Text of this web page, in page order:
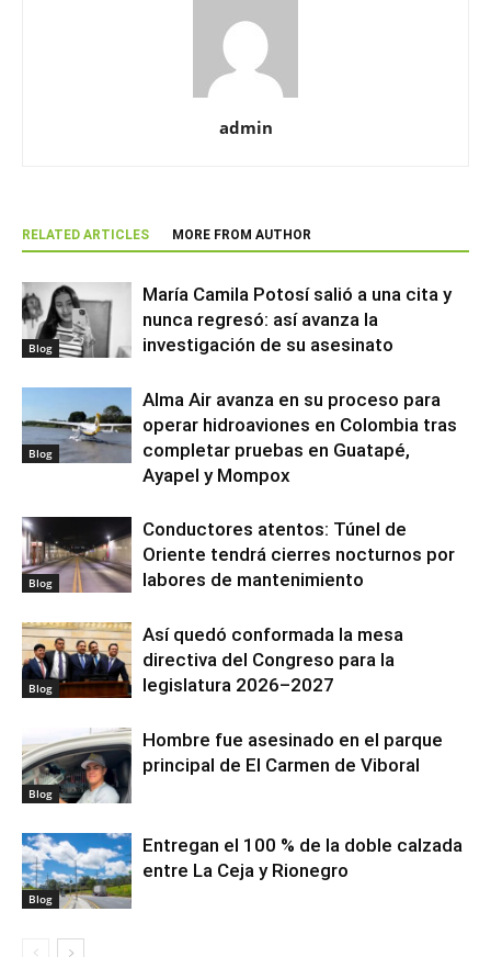
admin
RELATED ARTICLES MORE FROM AUTHOR
Blog
María Camila Potosí salió a una cita y
nunca regresó: así avanza la
investigación de su asesinato
Blog
Alma Air avanza en su proceso para
operar hidroaviones en Colombia tras
completar pruebas en Guatapé,
Ayapel y Mompox
Blog
Conductores atentos: Túnel de
Oriente tendrá cierres nocturnos por
labores de mantenimiento
Blog
Así quedó conformada la mesa
directiva del Congreso para la
legislatura 2026–2027
Blog
Hombre fue asesinado en el parque
principal de El Carmen de Viboral
Blog
Entregan el 100 % de la doble calzada
entre La Ceja y Rionegro